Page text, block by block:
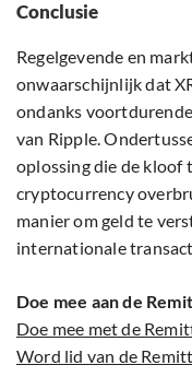
Conclusie
Regelgevende en
onwaarschijnlijk dat
ondanks
van Ripple.
oplossing die de kloof
cryptocurrency
manier om geld te
internationale
Doe mee aan de
Doe mee met de
Word lid van de